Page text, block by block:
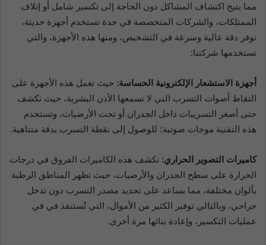
مما يتيح اكتشاف المشاكل دون الحاجة إلى تكسير شامل أو إتلاف
الممتلكات، والشركات المتخصصة في جدة تستخدم أجهزة حديثة،
توفر دقة عالية وسرعة في التشخيص، ومنها هذه الأجهزة، والتي
تستخدمها شركتنا:
أجهزة الاستشعار الإلكترونية الحساسة: حيث تعمل هذه الأجهزة على
التقاط أصوات التسرب التي لا تسمعها الأذن البشرية، حيث تكشف
حتى أصغر التسريبات داخل الجدران أو تحت الأرضيات، وتستخدم
هذه التقنية موجات صوتية؛ للوصول إلى نقطة التسرب بدقة متناهية.
كاميرات التصوير الحراري: تكشف هذه الكاميرات الفروق في درجات
الحرارة على سطح الجدران والأرضيات، حيث تظهر المناطق الرطبة
بألوان مختلفة، مما يساعد على تحديد مصدر التسرب دون تدخل
جراحي، وبالتالي توفير الكثير من الأموال، التي تُستنفذ في في
عمليات التكسير، وإعادة بنائها مرة أخرى.